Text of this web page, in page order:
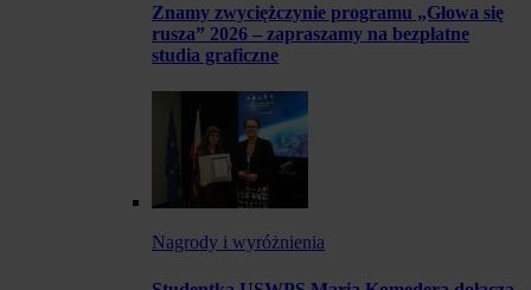
Znamy zwyciężczynie programu „Głowa się
rusza” 2026 – zapraszamy na bezpłatne
studia graficzne
Nagrody i wyróżnienia